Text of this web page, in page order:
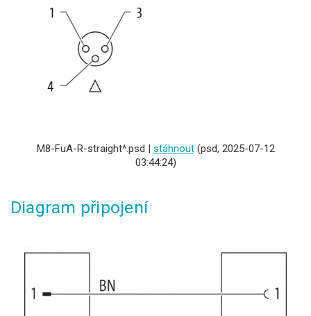
M8-FuA-R-straight^.psd | stáhnout(psd, 2025-07-12
03:44:24)
Diagram připojení